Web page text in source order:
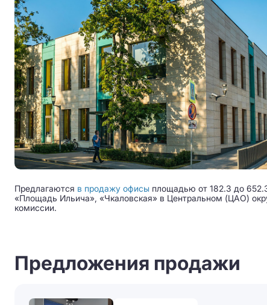
Предлагаются в продажу офисы площадью от 182.3 до
«Площадь Ильича», «Чкаловская» в Центральном (ЦАО)
комиссии.
Предложения продажи